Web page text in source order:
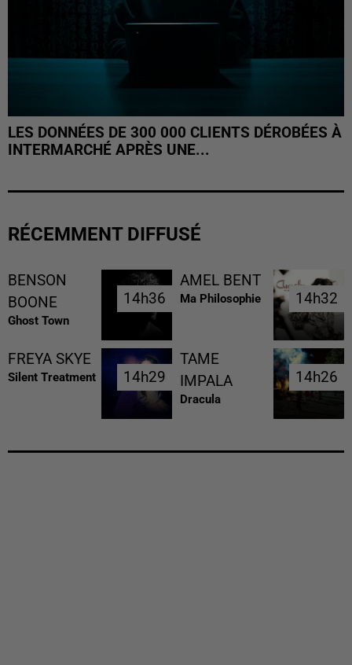
LES DONNÉES DE 300 000 CLIENTS DÉROBÉES À
INTERMARCHÉ APRÈS UNE...
RÉCEMMENT DIFFUSÉ
BENSON
BOONE
Ghost Town
14h36
14h36
AMEL BENT
Ma Philosophie 14h32
14h32
FREYA SKYE
Silent Treatment 14h29
14h29
TAME
IMPALA
Dracula
14h26
14h26